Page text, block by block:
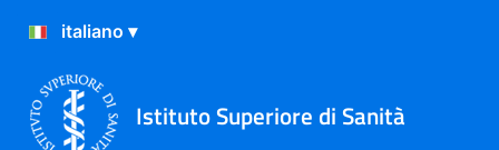
Istituto Superiore di Sanità